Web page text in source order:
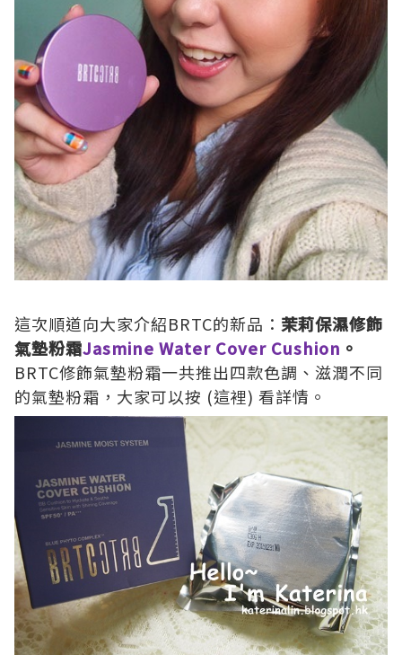
這次順道向大家介紹BRTC的新品： 茉莉保濕修飾
氣墊粉霜Jasmine Water Cover Cushion 。
BRTC修飾氣墊粉霜一共推出四款色調、滋潤不同
的氣墊粉霜，大家可以按 (這裡) 看詳情。